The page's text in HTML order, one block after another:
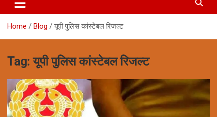
Home Blog यूपी पुलिस कांस्टेबल रिजल्ट
Tag:यूपी पुलिस कांस्टेबल रिजल्ट